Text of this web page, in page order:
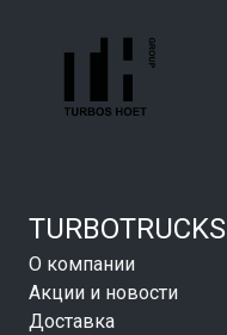
TURBOTRUCKS
О компании
Акции и новости
Доставка